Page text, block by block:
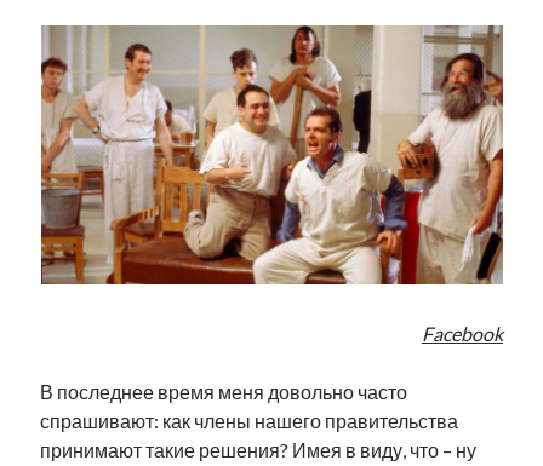
Нарва и северо-восток
Обзор прессы
Образование
Парламент и правительство
Фотографии
Экономика
Эстония и Россия
Юмор
radio narva takinada андрус ансип
ансиппиада безработица видео война
Facebook
В последнее время меня довольно часто
спрашивают: как члены нашего правительства
принимают такие решения? Имея в виду, что – ну